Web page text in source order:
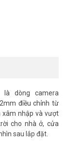
là dòng camera
điều chỉnh từ
xâm nhập và vượt
cho nhà ở, cửa
sau lắp đặt.